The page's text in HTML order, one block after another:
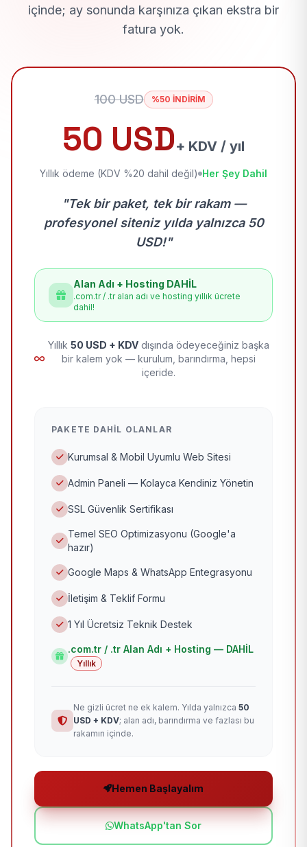
içinde; ay sonunda karşınıza çıkan ekstra bir
fatura yok.
100 USD %50 İNDİRİM
50 USD+ KDV / yıl
Yıllık ödeme (KDV %20 dahil değil) Her Şey Dahil
"Tek bir paket, tek bir rakam —
profesyonel siteniz yılda yalnızca 50
USD!"
Alan Adı + Hosting DAHİL
.com.tr / .tr alan adı ve hosting yıllık ücrete
dahil!
Yıllık 50 USD + KDV dışında ödeyeceğiniz başka
bir kalem yok — kurulum, barındırma, hepsi
içeride.
PAKETE DAHIL OLANLAR
Kurumsal & Mobil Uyumlu Web Sitesi
Admin Paneli — Kolayca Kendiniz Yönetin
SSL Güvenlik Sertifikası
Temel SEO Optimizasyonu (Google'a
hazır)
Google Maps & WhatsApp Entegrasyonu
İletişim & Teklif Formu
1 Yıl Ücretsiz Teknik Destek
.com.tr / .tr Alan Adı + Hosting — DAHİL
Yıllık
Ne gizli ücret ne ek kalem. Yılda yalnızca 50
USD + KDV; alan adı, barındırma ve fazlası bu
rakamın içinde.
Hemen Başlayalım
WhatsApp'tan Sor